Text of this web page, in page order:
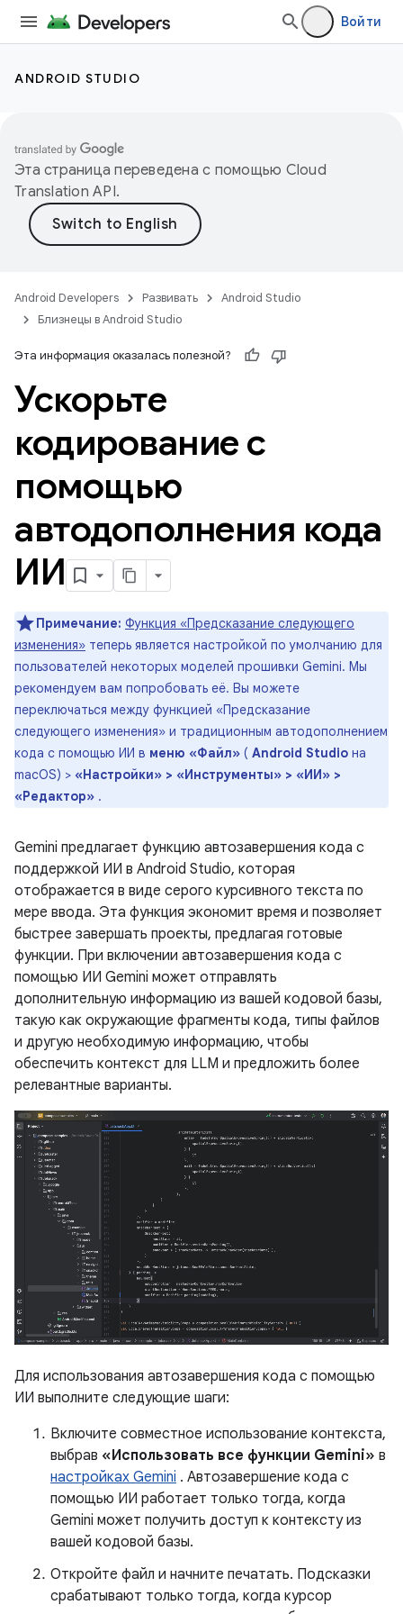
Войти
ANDROID STUDIO
Эта страница переведена с помощью Cloud
Translation API.
Android Developers Развивать
Android Studio
Близнецы в Android Studio
Эта информация оказалась полезной?
Ускорьте
кодирование с
помощью
автодополнения кода
ИИ
Примечание: Функция «Предсказание следующего
изменения» теперь является настройкой по умолчанию для
пользователей некоторых моделей прошивки Gemini. Мы
рекомендуем вам попробовать её. Вы можете
переключаться между функцией «Предсказание
следующего изменения» и традиционным автодополнением
кода с помощью ИИ в меню «Файл» ( Android Studio на
macOS) > «Настройки» > «Инструменты» > «ИИ» >
«Редактор» .
Gemini предлагает функцию автозавершения кода с
поддержкой ИИ в Android Studio, которая
отображается в виде серого курсивного текста по
мере ввода. Эта функция экономит время и позволяет
быстрее завершать проекты, предлагая готовые
функции. При включении автозавершения кода с
помощью ИИ Gemini может отправлять
дополнительную информацию из вашей кодовой базы,
такую ​​как окружающие фрагменты кода, типы файлов
и другую необходимую информацию, чтобы
обеспечить контекст для LLM и предложить более
релевантные варианты.
Для использования автозавершения кода с помощью
ИИ выполните следующие шаги:
Включите совместное использование контекста,
выбрав «Использовать все функции Gemini» в
настройках Gemini . Автозавершение кода с
помощью ИИ работает только тогда, когда
Gemini может получить доступ к контексту из
вашей кодовой базы.
Откройте файл и начните печатать. Подсказки
срабатывают только тогда, когда курсор